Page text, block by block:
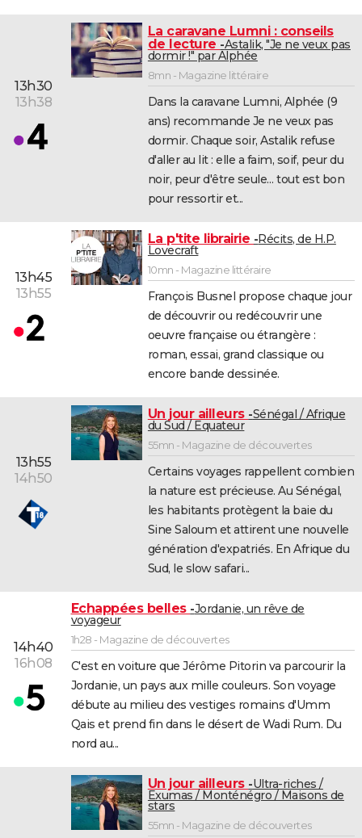
13h30
13h38
La caravane Lumni : conseils
de lecture
Astalik, "Je ne veux pas
dormir !" par Alphée
8mn - Magazine littéraire
Dans la caravane Lumni, Alphée (9
ans) recommande Je ne veux pas
dormir. Chaque soir, Astalik refuse
d'aller au lit : elle a faim, soif, peur du
noir, peur d'être seule… tout est bon
pour ressortir et...
13h45
13h55
La p'tite librairie Récits, de H.P.
Lovecraft
10mn - Magazine littéraire
François Busnel propose chaque jour
de découvrir ou redécouvrir une
oeuvre française ou étrangère :
roman, essai, grand classique ou
encore bande dessinée.
13h55
14h50
Un jour ailleurs Sénégal / Afrique
du Sud / Equateur
55mn - Magazine de découvertes
Certains voyages rappellent combien
la nature est précieuse. Au Sénégal,
les habitants protègent la baie du
Sine Saloum et attirent une nouvelle
génération d'expatriés. En Afrique du
Sud, le slow safari...
14h40
16h08
Echappées belles Jordanie, un rêve de
voyageur
1h28 - Magazine de découvertes
C'est en voiture que Jérôme Pitorin va parcourir la
Jordanie, un pays aux mille couleurs. Son voyage
débute au milieu des vestiges romains d'Umm
Qais et prend fin dans le désert de Wadi Rum. Du
nord au...
Un jour ailleurs Ultra-riches /
Exumas / Monténégro / Maisons de
stars
55mn - Magazine de découvertes